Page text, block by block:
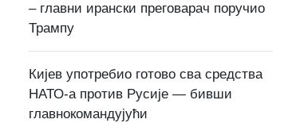
– главни ирански преговарач поручио
Трампу
Кијев употребио готово сва средства
НАТО-а против Русије — бивши
главнокомандујући